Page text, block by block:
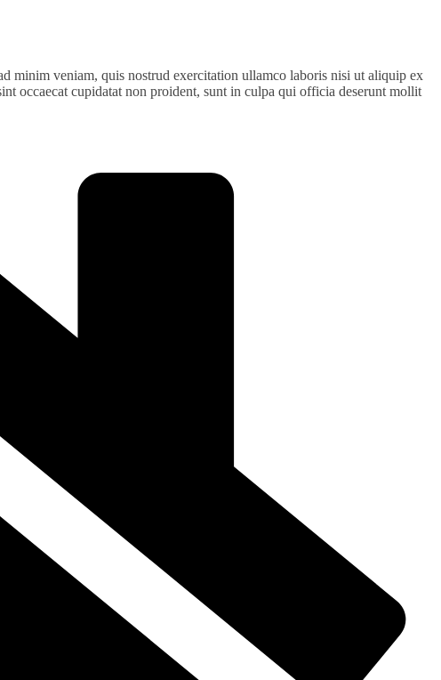
minim veniam, quis nostrud exercitation ullamco laboris nisi ut aliquip ex
occaecat cupidatat non proident, sunt in culpa qui officia deserunt mollit